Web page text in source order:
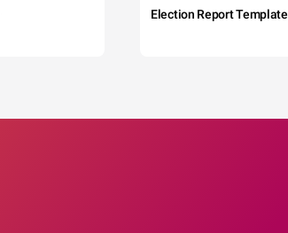
Election Report Template